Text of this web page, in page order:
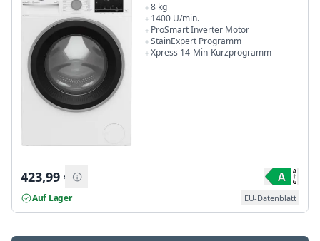
8 kg
1400 U/min.
ProSmart Inverter Motor
StainExpert Programm
Xpress 14-Min-Kurzprogramm
423,99 €
Auf Lager EU-Datenblatt